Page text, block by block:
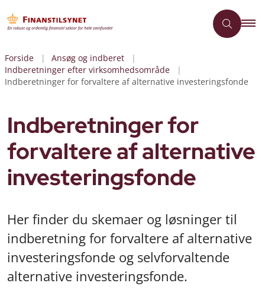
Forside
Ansøg og indberet
Indberetninger efter virksomhedsområde
Indberetninger for forvaltere af alternative investeringsfonde
Indberetninger for
forvaltere af alternative
investeringsfonde
Her finder du skemaer og løsninger til
indberetning for forvaltere af alternative
investeringsfonde og selvforvaltende
alternative investeringsfonde.